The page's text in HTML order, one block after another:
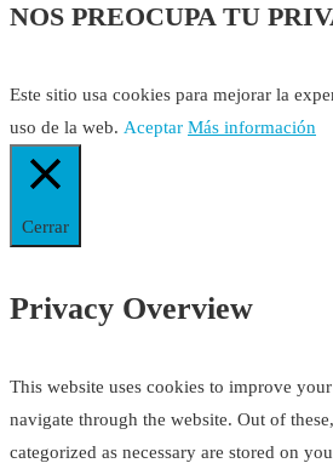
NOS PREOCUPA TU
Este sitio usa cookies para mejorar la
uso de la web. Aceptar Más información
Cerrar
Privacy Overview
This website uses cookies to improve
navigate through the website. Out of
categorized as necessary are stored on